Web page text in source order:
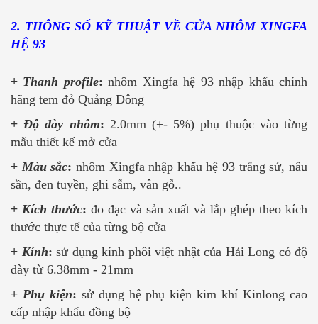
2. THÔNG SỐ KỸ THUẬT VỀ CỬA NHÔM XINGFA
HỆ 93
+ Thanh profile: nhôm Xingfa hệ 93 nhập khẩu chính
hãng tem đỏ Quảng Đông
+Độ dày nhôm: 2.0mm (+- 5%) phụ thuộc vào từng
mẫu thiết kế mở cửa
+ Màu sắc: nhôm Xingfa nhập khẩu hệ 93 trắng sứ, nâu
sần, đen tuyền, ghi sẫm, vân gỗ..
+ Kích thước: đo đạc và sản xuất và lắp ghép theo kích
thước thực tế của từng bộ cửa
+ Kính: sử dụng kính phôi việt nhật của Hải Long có độ
dày từ 6.38mm - 21mm
+ Phụ kiện: sử dụng hệ phụ kiện kim khí Kinlong cao
cấp nhập khẩu đồng bộ